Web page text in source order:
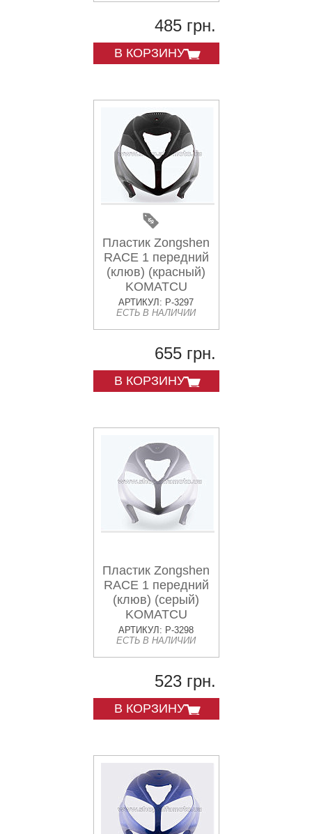
485 грн.
В КОРЗИНУ
Пластик Zongshen
RACE 1 передний
(клюв) (красный)
KOMATCU
АРТИКУЛ: P-3297
ЕСТЬ В НАЛИЧИИ
655 грн.
В КОРЗИНУ
Пластик Zongshen
RACE 1 передний
(клюв) (серый)
KOMATCU
АРТИКУЛ: P-3298
ЕСТЬ В НАЛИЧИИ
523 грн.
В КОРЗИНУ